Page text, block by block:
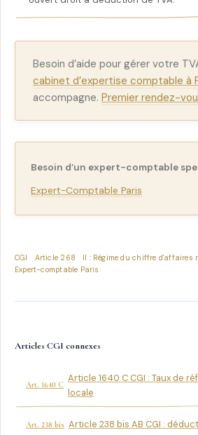
Besoin d’aide pour gérer votre
cabinet d’expertise comptable à
accompagne. Premier rendez-
Besoin d’un expert-comptable
Expert-Comptable Paris
CGI Article 268 II : Régime du chiffre d'affaires
Expert-comptable Paris
Articles CGI connexes
Art. 1640 C
Article 1640 C CGI : Taux de
locale
Art. 238 bis Article 238 bis AB CGI :